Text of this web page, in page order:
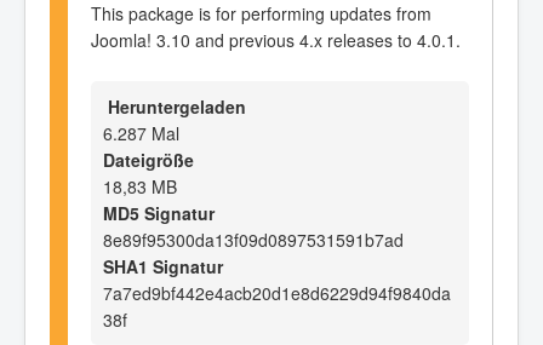
This package is for performing updates from
Joomla! 3.10 and previous 4.x releases to 4.0.1.
Heruntergeladen
6.287 Mal
Dateigröße
18,83 MB
MD5 Signatur
8e89f95300da13f09d0897531591b7ad
SHA1 Signatur
7a7ed9bf442e4acb20d1e8d6229d94f9840da
38f